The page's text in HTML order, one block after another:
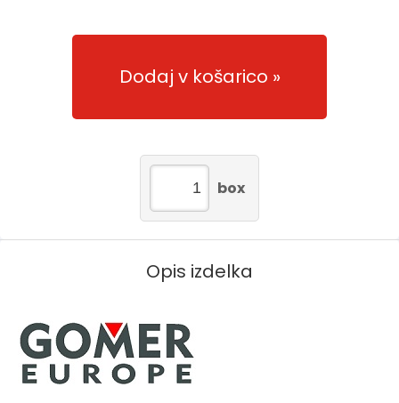
Dodaj v košarico
box
Opis izdelka